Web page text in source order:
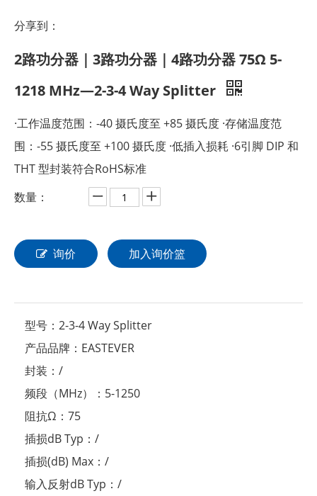
分享到：
2路功分器｜3路功分器｜4路功分器 75Ω 5-
1218 MHz—2-3-4 Way Splitter
·工作温度范围：-40 摄氏度至 +85 摄氏度 ·存储温度范
围：-55 摄氏度至 +100 摄氏度 ·低插入损耗 ·6引脚 DIP 和
THT 型封装符合RoHS标准
数量：
询价 加入询价篮
型号： 2-3-4 Way Splitter
产品品牌： EASTEVER
封装： /
频段（MHz）： 5-1250
阻抗Ω： 75
插损dB Typ： /
插损(dB) Max： /
输入反射dB Typ： /